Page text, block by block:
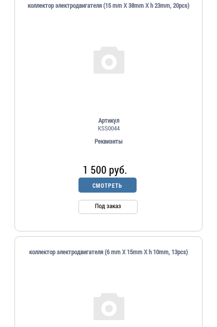
коллектор электродвигателя (15 mm X 38mm X h 23mm, 20pcs)
Артикул
KSS0044
Реквизиты
1 500 руб.
СМОТРЕТЬ
Под заказ
коллектор электродвигателя (6 mm X 15mm X h 10mm, 13pcs)